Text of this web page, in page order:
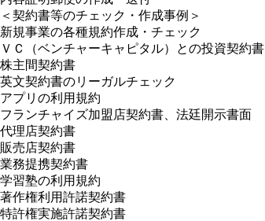
＜契約書等のチェック・作成事例＞
新規事業の各種規約作成・チェック
ＶＣ（ベンチャーキャピタル）との投資契約書
株主間契約書
英文契約書のリーガルチェック
アプリの利用規約
フランチャイズ加盟店契約書、法廷開示書面
代理店契約書
販売店契約書
業務提携契約書
学習塾の利用規約
著作権利用許諾契約書
特許権実施許諾契約書